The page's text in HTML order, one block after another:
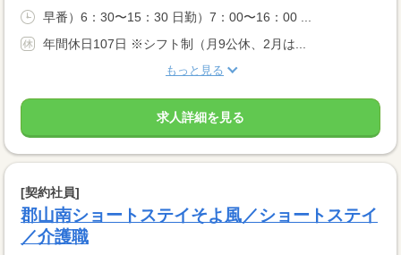
早番）6：30〜15：30 日勤）7：00〜16：00 ...
年間休日107日 ※シフト制（月9公休、2月は...
もっと見る
求人詳細を見る
[契約社員]
郡山南ショートステイそよ風／ショートステイ
／介護職